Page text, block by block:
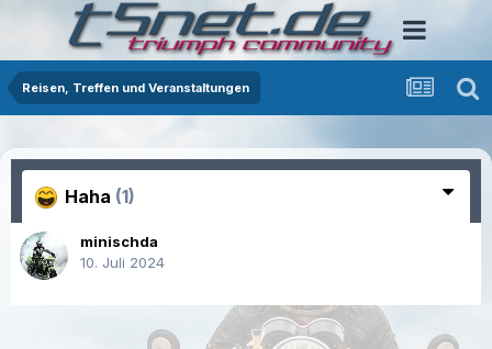
Reisen, Treffen und Veranstaltungen
Haha (1)
minischda
10. Juli 2024